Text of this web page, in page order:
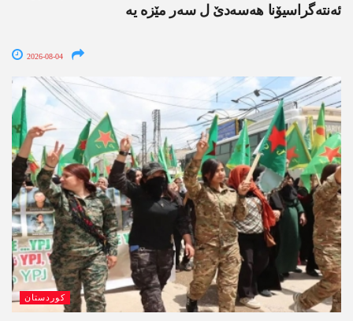
ئەنتەگراسیۆنا ھەسەدێ ل سەر مێزە یە
2026-08-04
کوردستان